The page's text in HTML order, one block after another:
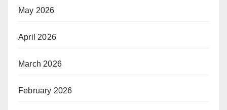
May 2026
April 2026
March 2026
February 2026